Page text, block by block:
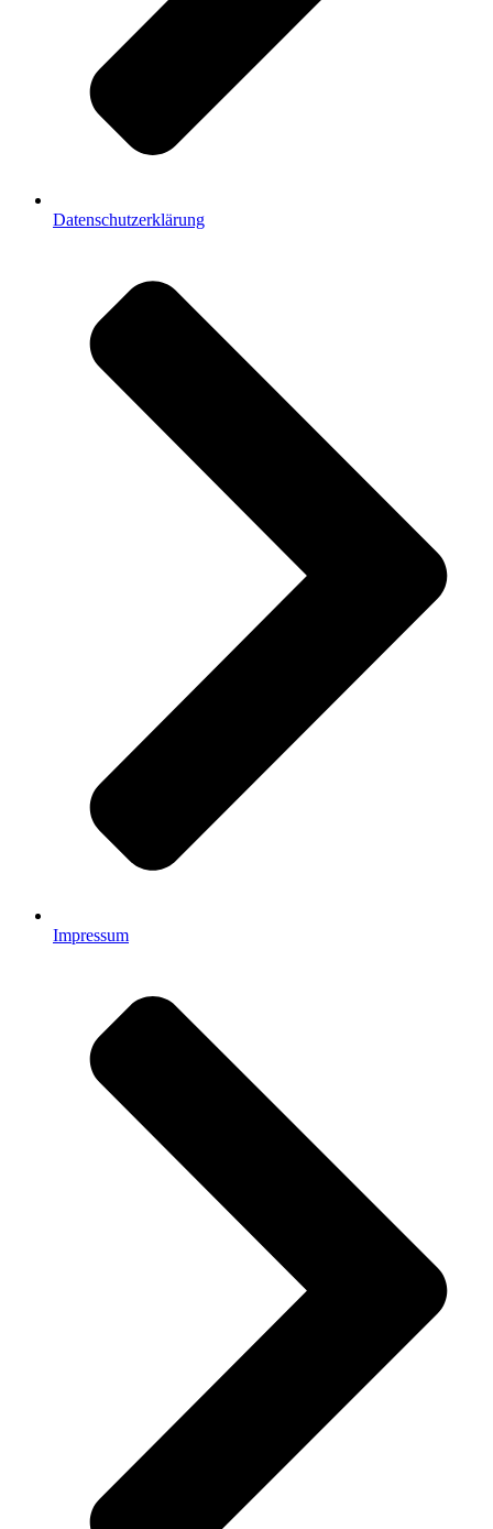
Datenschutzerklärung
Impressum